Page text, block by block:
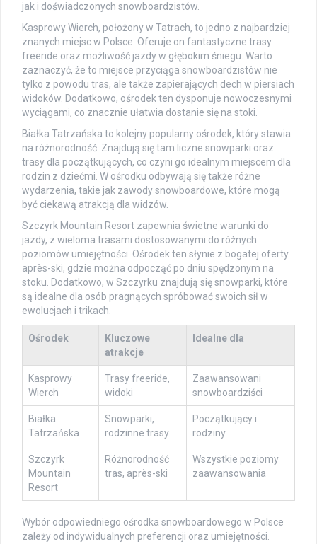
jak i doświadczonych snowboardzistów.
Kasprowy Wierch, położony w Tatrach, to jedno z najbardziej
znanych miejsc w Polsce. Oferuje on fantastyczne trasy
freeride oraz możliwość jazdy w głębokim śniegu. Warto
zaznaczyć, że to miejsce przyciąga snowboardzistów nie
tylko z powodu tras, ale także zapierających dech w piersiach
widoków. Dodatkowo, ośrodek ten dysponuje nowoczesnymi
wyciągami, co znacznie ułatwia dostanie się na stoki.
Białka Tatrzańska to kolejny popularny ośrodek, który stawia
na różnorodność. Znajdują się tam liczne snowparki oraz
trasy dla początkujących, co czyni go idealnym miejscem dla
rodzin z dziećmi. W ośrodku odbywają się także różne
wydarzenia, takie jak zawody snowboardowe, które mogą
być ciekawą atrakcją dla widzów.
Szczyrk Mountain Resort zapewnia świetne warunki do
jazdy, z wieloma trasami dostosowanymi do różnych
poziomów umiejętności. Ośrodek ten słynie z bogatej oferty
après-ski, gdzie można odpocząć po dniu spędzonym na
stoku. Dodatkowo, w Szczyrku znajdują się snowparki, które
są idealne dla osób pragnących spróbować swoich sił w
ewolucjach i trikach.
Ośrodek
Kluczowe
atrakcje
Idealne dla
Kasprowy
Wierch
Trasy freeride,
widoki
Zaawansowani
snowboardziści
Białka
Tatrzańska
Snowparki,
rodzinne trasy
Początkujący i
rodziny
Szczyrk
Mountain
Resort
Różnorodność
tras, après-ski
Wszystkie poziomy
zaawansowania
Wybór odpowiedniego ośrodka snowboardowego w Polsce
zależy od indywidualnych preferencji oraz umiejętności.